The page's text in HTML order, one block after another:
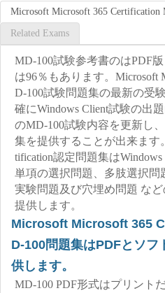
Microsoft Microsoft 365 Certification
Related Exams
MD-100試験参考書のはPDF
は96％もあります。Microsoft
D-100試験問題集の最新の受
確にWindows Client試験の出
のMD-100試験内容を更新し
集を提供することが出来ます
tification認定問題集は
単項の選択問題、多肢選択問
実験問題及び穴埋め問題 な
提供します。
Microsoft Microsoft 365
D-100問題集はPDFとソフ
供します。
MD-100 PDF形式はプリント